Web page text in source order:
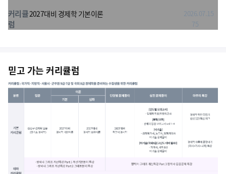
커리큘
럼
2027대비 경제학 기본이론
2026.07.15
75
믿고 가는 커리큘럼